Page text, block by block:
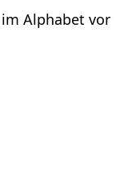
Alphabet vor